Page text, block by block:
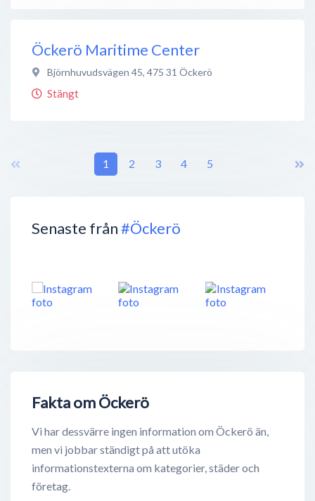
Senaste från#Öckerö
Fakta om Öckerö
Vi har dessvärre ingen information om Öckerö än,
men vi jobbar ständigt på att utöka
informationstexterna om kategorier, städer och
företag.
Öckerö Maritime Center
Björnhuvudsvägen 45, 475 31 Öckerö
Stängt
1 2 3 4 5